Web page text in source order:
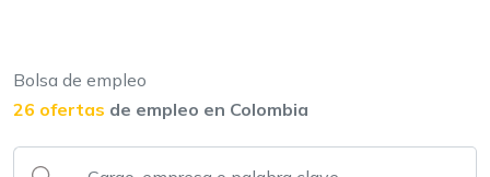
Bolsa de empleo
26 ofertas de empleo en Colombia